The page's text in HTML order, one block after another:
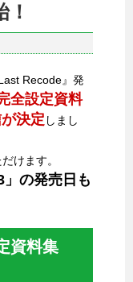
Recode』発
全設定資料
決定 しまし
けます。
の発売日も
資料集